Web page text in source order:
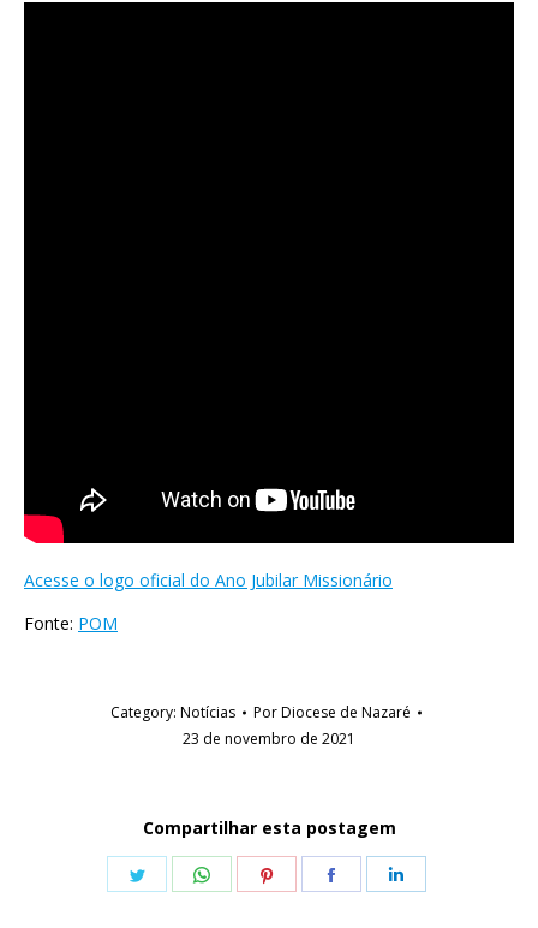
Acesse o logo oficial do Ano Jubilar Missionário
Fonte: POM
Category: Notícias PorDiocese de Nazaré
23 de novembro de 2021
Compartilhar esta postagem
Share
Share
Share
Share